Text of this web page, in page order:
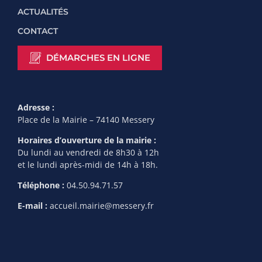
ACTUALITÉS
CONTACT
DÉMARCHES EN LIGNE
Adresse :
Place de la Mairie – 74140 Messery
Horaires d’ouverture de la mairie :
Du lundi au vendredi de 8h30 à 12h
et le lundi après-midi de 14h à 18h.
Téléphone : 04.50.94.71.57
E-mail : accueil.mairie@messery.fr